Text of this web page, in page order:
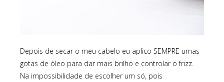
Depois de secar o meu cabelo eu aplico SEMPRE umas
gotas de óleo para dar mais brilho e controlar o frizz.
Na impossibilidade de escolher um só, pois